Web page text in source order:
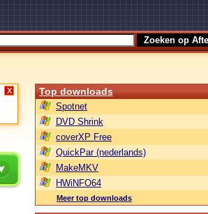
X Top downloads
Spotnet
DVD Shrink
coverXP Free
QuickPar (nederlands)
MakeMKV
HWiNFO64
Meer top downloads